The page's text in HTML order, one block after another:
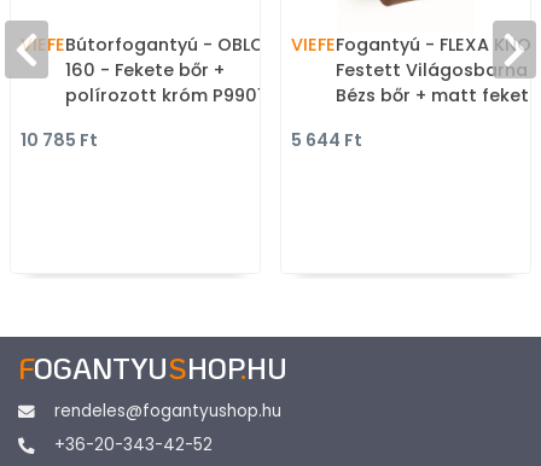
VIEFEBútorfogantyú - OBLONG
160 - Fekete bőr +
polírozott króm P9901 -
Bőrrel kombinált fém
10 785 Ft
VIEFEFogantyú - FLEXA KNOB
Festett Világosbarna -
Bézs bőr + matt fekete
ötvözet, Bőr - Bőrrel
5 644 Ft
FOGANTYUSHOP.HU
rendeles@fogantyushop.hu
+36-20-343-42-52